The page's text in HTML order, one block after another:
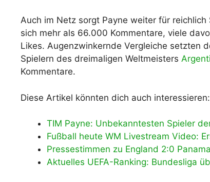
Auch im Netz sorgt Payne weiter für
sich mehr als 66.000 Kommentare, viele
Likes. Augenzwinkernde Vergleiche setzten
Spielern des dreimaligen Weltmeisters
Kommentare.
Diese Artikel könnten dich auch interessieren:
TIM Payne: Unbekanntesten Spieler
Fußball heute WM Livestream Video:
Pressestimmen zu England 2:0
Aktuelles UEFA-Ranking: Bundesliga